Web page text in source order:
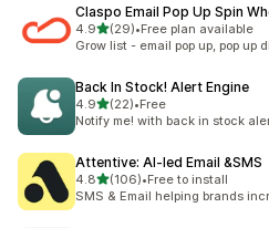
Claspo Email Pop Up Spin
4.9เต็ม 5 ดาว
(29)
ทั้งหมด 29 รีวิว
•Free plan available
Grow list - email pop up, pop
Back In Stock! Alert Engine
4.9เต็ม 5 ดาว
(22)
ทั้งหมด 22 รีวิว
•Free
Notify me! with back in stock
Attentive: AI‑led Email &SMS
4.8เต็ม 5 ดาว
(106)
ทั้งหมด 106 รีวิว
•Free to install
SMS & Email helping brands